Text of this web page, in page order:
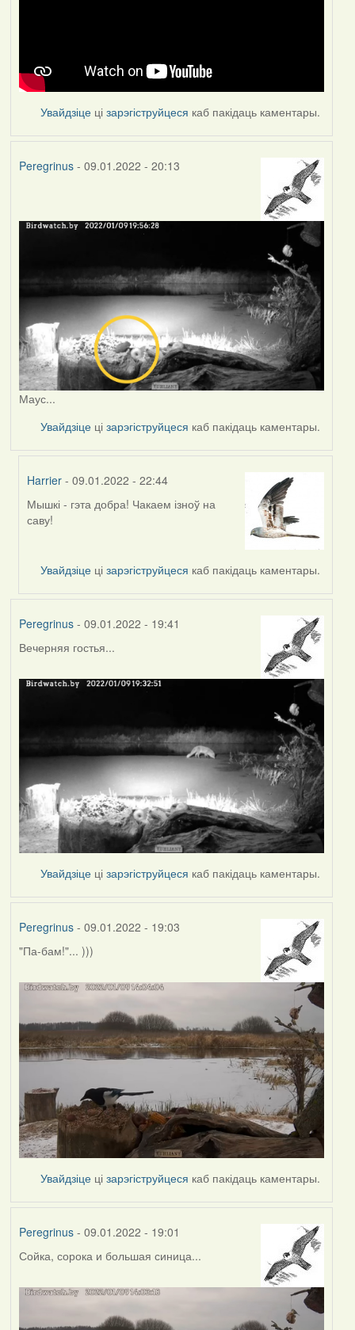
Увайдзіце цізарэгіструйцеся каб пакідаць каментары.
Peregrinus- 09.01.2022 - 20:13
Маус...
Увайдзіце цізарэгіструйцеся каб пакідаць каментары.
Harrier - 09.01.2022 - 22:44
In
reply
Peregrinus
Мышкі - гэта добра! Чакаем ізноў на
саву!
Увайдзіце цізарэгіструйцеся каб пакідаць каментары.
Peregrinus- 09.01.2022 - 19:41
Вечерняя гостья...
Увайдзіце цізарэгіструйцеся каб пакідаць каментары.
Peregrinus- 09.01.2022 - 19:03
"Па-бам!"... )))
Увайдзіце цізарэгіструйцеся каб пакідаць каментары.
Peregrinus- 09.01.2022 - 19:01
Сойка, сорока и большая синица...